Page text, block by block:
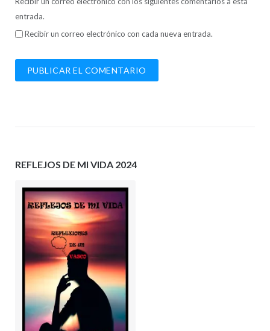
entrada.
Recibir un correo electrónico con cada nueva entrada.
REFLEJOS DE MI VIDA 2024